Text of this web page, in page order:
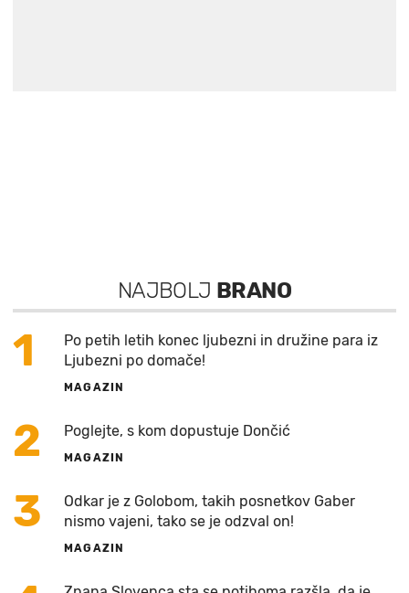
NAJBOLJ BRANO
1
Po petih letih konec ljubezni in družine para iz
Ljubezni po domače!
MAGAZIN
2 Poglejte, s kom dopustuje Dončić
MAGAZIN
3
Odkar je z Golobom, takih posnetkov Gaber
nismo vajeni, tako se je odzval on!
MAGAZIN